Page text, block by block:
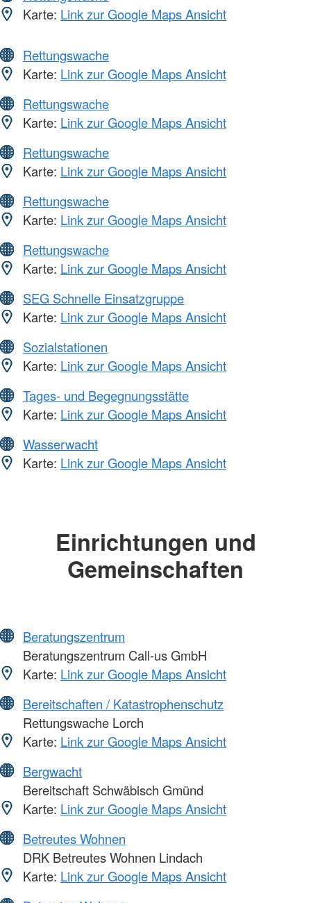
Karte: Link zur Google Maps Ansicht
Rettungswache
Karte: Link zur Google Maps Ansicht
Rettungswache
Karte: Link zur Google Maps Ansicht
Rettungswache
Karte: Link zur Google Maps Ansicht
Rettungswache
Karte: Link zur Google Maps Ansicht
Rettungswache
Karte: Link zur Google Maps Ansicht
SEG Schnelle Einsatzgruppe
Karte: Link zur Google Maps Ansicht
Sozialstationen
Karte: Link zur Google Maps Ansicht
Tages- und Begegnungsstätte
Karte: Link zur Google Maps Ansicht
Wasserwacht
Karte: Link zur Google Maps Ansicht
Einrichtungen und
Gemeinschaften
Beratungszentrum
Beratungszentrum Call-us GmbH
Karte: Link zur Google Maps Ansicht
Bereitschaften / Katastrophenschutz
Rettungswache Lorch
Karte: Link zur Google Maps Ansicht
Bergwacht
Bereitschaft Schwäbisch Gmünd
Karte: Link zur Google Maps Ansicht
Betreutes Wohnen
DRK Betreutes Wohnen Lindach
Karte: Link zur Google Maps Ansicht